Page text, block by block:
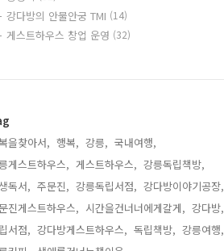
강다방의 안물안궁 TMI (14)
게스트하우스 창업 운영 (32)
을찾아서, 행복, 강릉, 국내여행,
게스트하우스, 게스트하우스, 강릉독립책방,
독서, 주문진, 강릉독립서점, 강다방이야기공장,
진게스트하우스, 시간을건너너에게갈게, 강다방,
서점, 강다방게스트하우스, 독립책방, 강릉여행,